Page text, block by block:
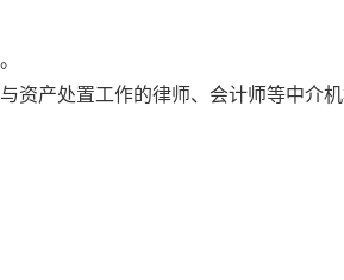
资产处置工作的律师、会计师等中介